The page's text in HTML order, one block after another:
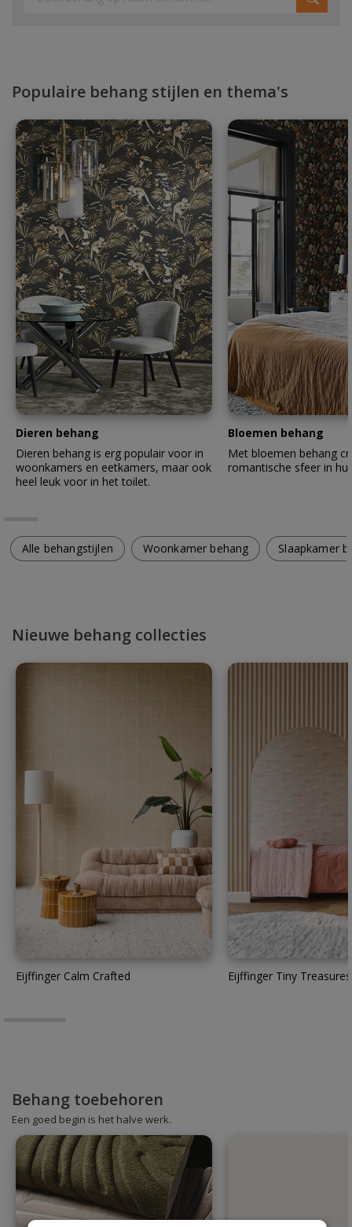
Populaire behang stijlen en thema's
Dieren behang
Dieren behang is erg populair voor in
woonkamers en eetkamers, maar ook
heel leuk voor in het toilet.
Bloemen behang
Met bloemen behang
romantische sfeer in
Alle behangstijlen Woonkamer behang Slaapkamer
Nieuwe behang collecties
Eijffinger Calm Crafted Eijffinger Tiny Treasures
Behang toebehoren
Een goed begin is het halve werk.